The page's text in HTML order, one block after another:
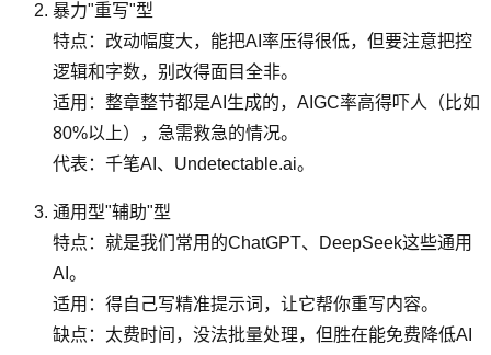
暴力"重写"型
特点：改动幅度大，能把AI率压得很低，但要注意把控
逻辑和字数，别改得面目全非。
适用：整章整节都是AI生成的，AIGC率高得吓人（比如
80%以上），急需救急的情况。
代表：千笔AI、Undetectable.ai。
通用型"辅助"型
特点：就是我们常用的ChatGPT、DeepSeek这些通用
AI。
适用：得自己写精准提示词，让它帮你重写内容。
缺点：太费时间，没法批量处理，但胜在能免费降低AI